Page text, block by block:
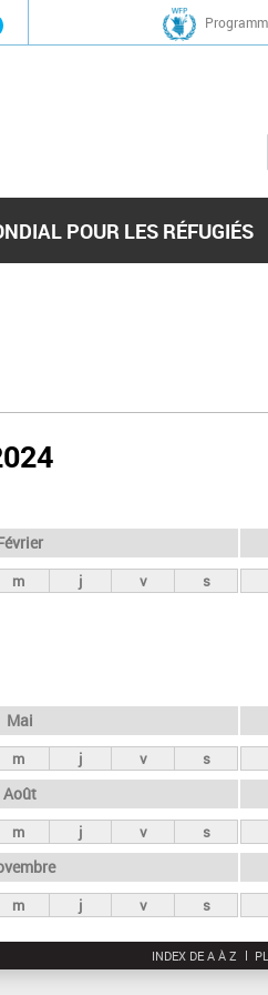
navigation
POUR LES RÉFUGIÉS
m j v s
Mai
m j v s
Août
m j v s
m j v s
INDEX DE A À Z